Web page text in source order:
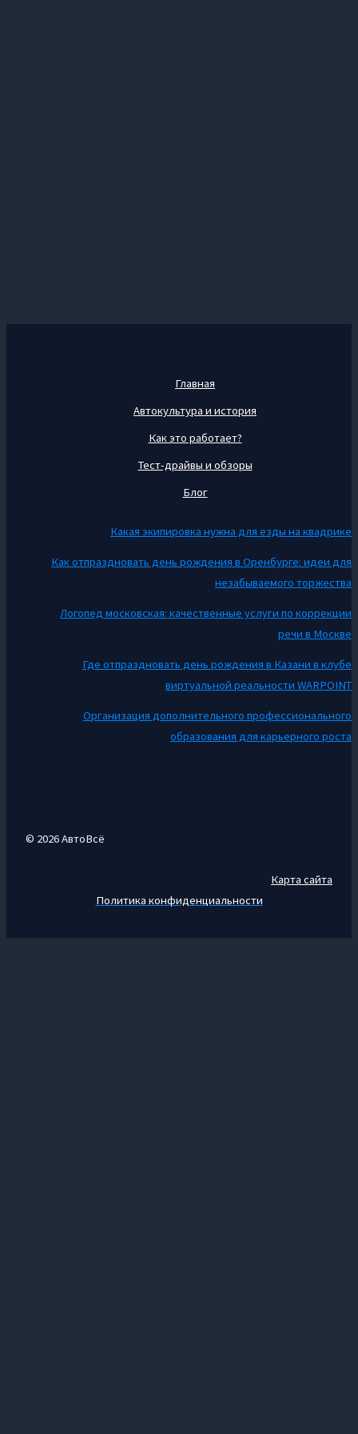
Главная
Автокультура и история
Как это работает?
Тест-драйвы и обзоры
Блог
Какая экипировка нужна для езды на квадрике
Как отпраздновать день рождения в Оренбурге: идеи для
незабываемого торжества
Логопед московская: качественные услуги по коррекции
речи в Москве
Где отпраздновать день рождения в Казани в клубе
виртуальной реальности WARPOINT
Организация дополнительного профессионального
образования для карьерного роста
© 2026 АвтоВсё
Карта сайта
Политика конфиденциальности